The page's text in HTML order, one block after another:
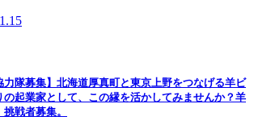
力隊募集】北海道厚真町と東京上野をつなげる羊ビ
の起業家として、この縁を活かしてみませんか？羊
戦者募集。